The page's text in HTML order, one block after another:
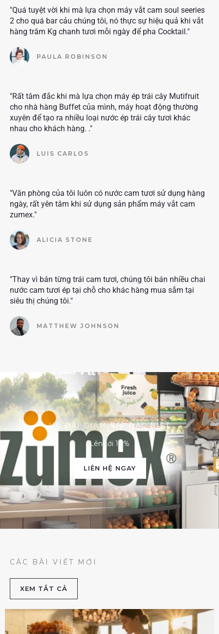
"Quá tuyệt vời khi mà lựa chọn máy vắt cam soul seeries
2 cho quá bar cảu chúng tôi, nó thực sự hiệu quả khi vắt
hàng trăm Kg chanh tươi mỗi ngày để pha Cocktail."
PAULA ROBINSON
"Rất tâm đắc khi mà lựa chọn máy ép trái cây Mutifruit
cho nhà hàng Buffet của mình, máy hoạt động thường
xuyên để tạo ra nhiều loại nước ép trái cây tươi khác
nhau cho khách hàng. ."
LUIS CARLOS
"Văn phòng của tôi luôn có nước cam tươi sử dụng hàng
ngày, rất yên tâm khi sử dụng sản phẩm máy vắt cam
zumex."
ALICIA STONE
"Thay vì bán từng trái cam tươi, chúng tôi bán nhiều chai
nước cam tươi ép tại chỗ cho khác hàng mua sắm tại
siêu thị chúng tôi."
MATTHEW JOHNSON
ƯU ĐÃI GIẢM GIÁ ĐẶC BIỆT
Lên tới 10%
LIÊN HỆ NGAY
CÁC BÀI VIẾT MỚI
XEM TẮT CẢ